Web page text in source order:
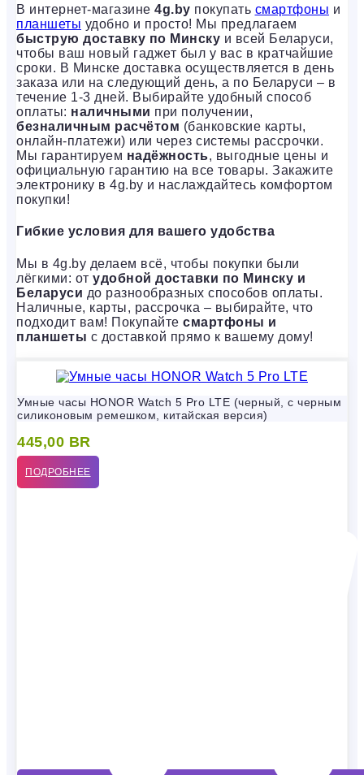
В интернет-магазине 4g.by покупать смартфоны и
планшеты удобно и просто! Мы предлагаем
быструю доставку по Минску и всей Беларуси,
чтобы ваш новый гаджет был у вас в кратчайшие
сроки. В Минске доставка осуществляется в день
заказа или на следующий день, а по Беларуси – в
течение 1-3 дней. Выбирайте удобный способ
оплаты: наличными при получении,
безналичным расчётом (банковские карты,
онлайн-платежи) или через системы рассрочки.
Мы гарантируем надёжность, выгодные цены и
официальную гарантию на все товары. Закажите
электронику в 4g.by и наслаждайтесь комфортом
покупки!
Гибкие условия для вашего удобства
Мы в 4g.by делаем всё, чтобы покупки были
лёгкими: от удобной доставки по Минску и
Беларуси до разнообразных способов оплаты.
Наличные, карты, рассрочка – выбирайте, что
подходит вам! Покупайте смартфоны и
планшеты с доставкой прямо к вашему дому!
Умные часы HONOR Watch 5 Pro LTE (черный, с черным
силиконовым ремешком, китайская версия)
445,00 BR
ПОДРОБНЕЕ